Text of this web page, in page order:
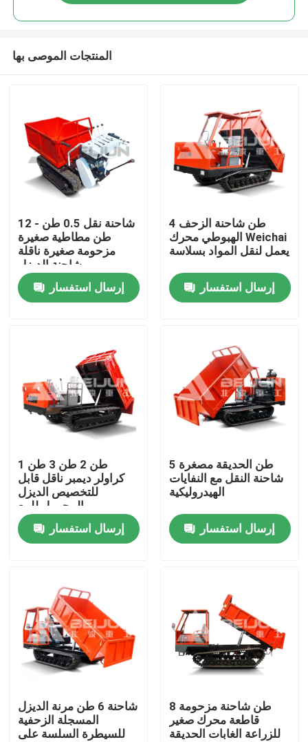
حول بنا
إتصال
المنتجات
فيديوهات
شاحنة التعدين تحت الأرض
شاحنة مفصلية تحت الأرض
رفع مقص العجلات
المنتجات الموصى بها
شاحنة نقل 0.5 طن - 12
طن مطاطية صغيرة
مزحومة صغيرة ناقلة
شاحنة الديزل
إرسال استفسار
4 طن شاحنة الزحف
الهبوطي محرك Weichai
يعمل لنقل المواد بسلاسة
إرسال استفسار
1 طن 2 طن 3 طن
كراولر ديمبر ناقل قابل
للتخصيص الديزل
المحمول للبيع
إرسال استفسار
5 طن الحديقة مصغرة
شاحنة النقل مع النفايات
الهيدروليكية
إرسال استفسار
شاحنة 6 طن مرنة الديزل
المسجلة الزحفية
للسيطرة السلسة على
8 طن شاحنة مزحومة
قاطعة محرك صغير
للزراعة الغابات الحديقة